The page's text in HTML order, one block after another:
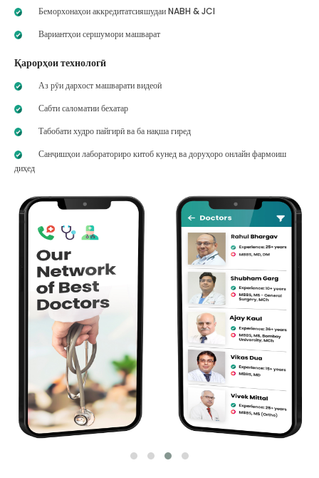
Беморхонаҳои аккредитатсияшудаи NABH & JCI
Вариантҳои сершумори машварат
Қарорҳои технологӣ
Аз рӯи дархост машварати видеоӣ
Сабти саломатии бехатар
Табобати худро пайгирӣ ва ба нақша гиред
Санҷишҳои лабораториро китоб кунед ва доруҳоро онлайн фармоиш
диҳед